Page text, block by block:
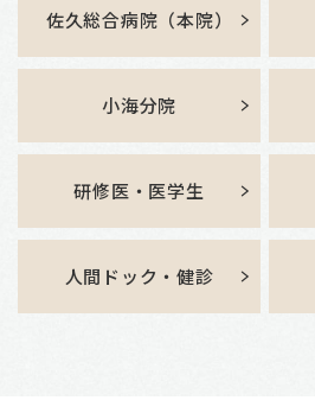
佐久総合病院（本院）
小海分院
研修医・医学生
人間ドック・健診